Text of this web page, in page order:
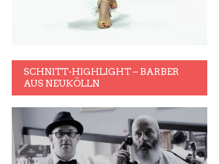
SCHNITT-HIGHLIGHT – BARBER
AUS NEUKÖLLN